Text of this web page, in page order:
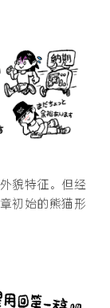
貌特征。但经
初始的熊猫形